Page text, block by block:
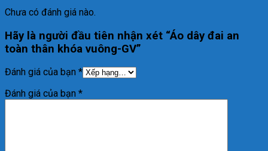
Chưa có đánh giá nào.
Hãy là người đầu tiên nhận xét “Áo dây đai an
toàn thân khóa vuông-GV”
Đánh giá của bạn *
Đánh giá của bạn *